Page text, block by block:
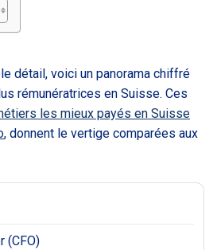
détail, voici un panorama chiffré
rémunératrices en Suisse. Ces
les mieux payés en Suisse
, donnent le vertige comparées aux
(CFO)